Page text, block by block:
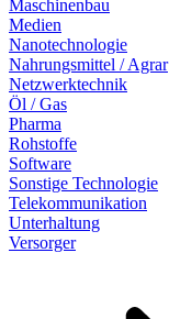
Maschinenbau
Medien
Nanotechnologie
Nahrungsmittel / Agrar
Netzwerktechnik
Öl / Gas
Pharma
Rohstoffe
Software
Sonstige Technologie
Telekommunikation
Unterhaltung
Versorger